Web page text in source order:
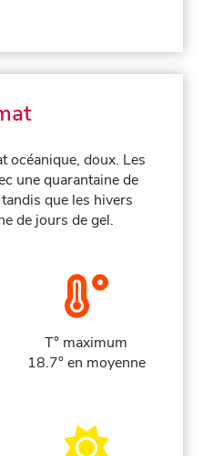
océanique, doux. Les
une quarantaine de
que les hivers
de jours de gel.
T° maximum
18.7° en moyenne